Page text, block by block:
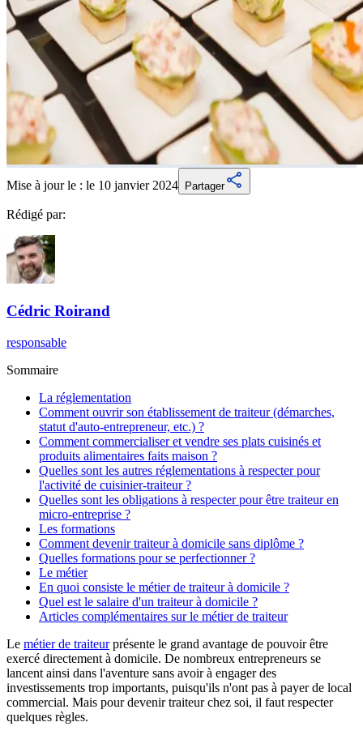
Mise à jour le : le 10 janvier 2024 Partager
Rédigé par:
Cédric Roirand
responsable
Sommaire
La réglementation
Comment ouvrir son établissement de traiteur (démarches,
statut d'auto-entrepreneur, etc.) ?
Comment commercialiser et vendre ses plats cuisinés et
produits alimentaires faits maison ?
Quelles sont les autres réglementations à respecter pour
l'activité de cuisinier-traiteur ?
Quelles sont les obligations à respecter pour être traiteur en
micro-entreprise ?
Les formations
Comment devenir traiteur à domicile sans diplôme ?
Quelles formations pour se perfectionner ?
Le métier
En quoi consiste le métier de traiteur à domicile ?
Quel est le salaire d'un traiteur à domicile ?
Articles complémentaires sur le métier de traiteur
Le métier de traiteurprésente le grand avantage de pouvoir être
exercé directement à domicile. De nombreux entrepreneurs se
lancent ainsi dans l'aventure sans avoir à engager des
investissements trop importants, puisqu'ils n'ont pas à payer de local
commercial. Mais pour devenir traiteur chez soi, il faut respecter
quelques règles.